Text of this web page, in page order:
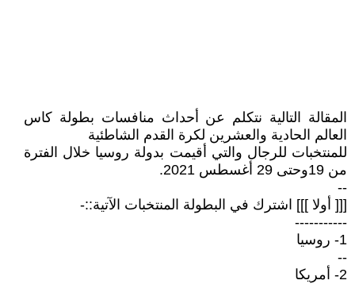
المقالة التالية نتكلم عن أحداث منافسات بطولة كاس
العالم الحادية والعشرين لكرة القدم الشاطئية
للمنتخبات للرجال والتي أقيمت بدولة روسيا خلال الفترة
من 19وحتى 29 أغسطس 2021.
--
[[[ أولا ]]] اشترك في البطولة المنتخبات الآتية::-
-----------
1- روسيا
--
2- أمريكا